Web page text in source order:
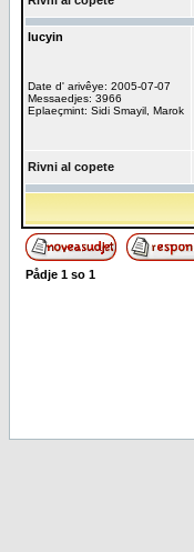
lucyin
Date d' arivêye: 2005-07-07
Messaedjes: 3966
Eplaeçmint: Sidi Smayil, Marok
Rivni al copete
Pådje 1 so 1